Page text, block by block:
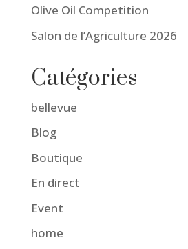
Olive Oil Competition
Salon de l’Agriculture 2026
Catégories
bellevue
Blog
Boutique
En direct
Event
home